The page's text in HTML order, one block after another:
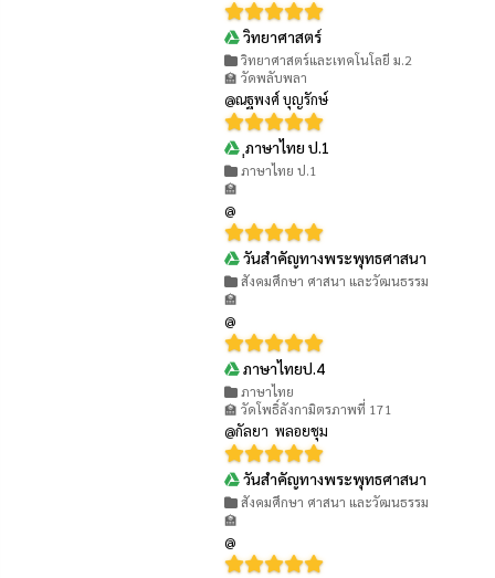
วิทยาศาสตร์
วิทยาศาสตร์และเทคโนโลยี ม.2
🏫 วัดพลับพลา
@ณฐพงศ์ บุญรักษ์
ฺฺภาษาไทย ป.1
ภาษาไทย ป.1
🏫
@
วันสำคัญทางพระพุทธศาสนา
สังคมศึกษา ศาสนา และวัฒนธรรม
🏫
@
ภาษาไทยป.4
ภาษาไทย
🏫 วัดโพธิ์ลังกามิตรภาพที่ 171
@กัลยา พลอยชุม
วันสำคัญทางพระพุทธศาสนา
สังคมศึกษา ศาสนา และวัฒนธรรม
🏫
@